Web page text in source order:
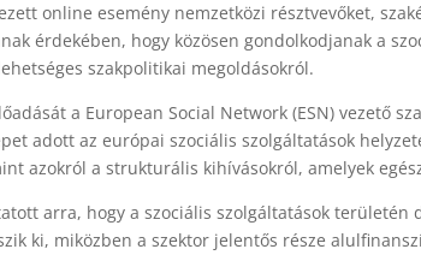
online esemény nemzetközi résztvevőket,
érdekében, hogy közösen gondolkodjanak a
szakpolitikai megoldásokról.
a European Social Network (ESN) vezető
adott az európai szociális szolgáltatások
azokról a strukturális kihívásokról, amelyek
arra, hogy a szociális szolgáltatások területén
ki, miközben a szektor jelentős része